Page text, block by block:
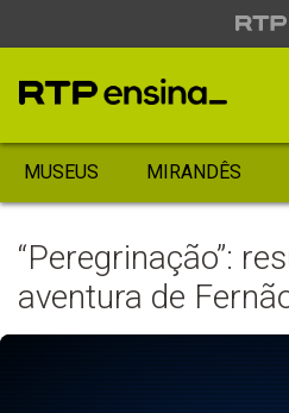
MUSEUS MIRANDÊS
“Peregrinação”:
aventura de